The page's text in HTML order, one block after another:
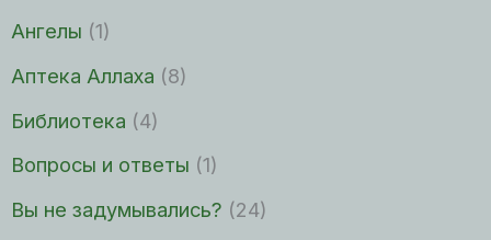
Ангелы (1)
Аптека Аллаха (8)
Библиотека (4)
Вопросы и ответы (1)
Вы не задумывались? (24)